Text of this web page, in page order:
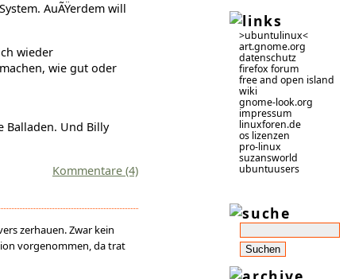
AuÃŸerdem will
wieder
wie gut oder
Balladen. Und Billy
Kommentare (4)
zerhauen. Zwar kein
vorgenommen, da trat
>ubuntulinux<
art.gnome.org
datenschutz
firefox forum
free and open island
wiki
gnome-look.org
impressum
linuxforen.de
os lizenzen
pro-linux
suzansworld
ubuntuusers